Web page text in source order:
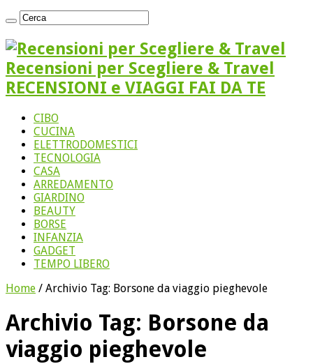
Recensioni per Scegliere & Travel
RECENSIONI e VIAGGI FAI DA TE
CIBO
CUCINA
ELETTRODOMESTICI
TECNOLOGIA
CASA
ARREDAMENTO
GIARDINO
BEAUTY
BORSE
INFANZIA
GADGET
TEMPO LIBERO
Home / Archivio Tag: Borsone da viaggio pieghevole
Archivio Tag: Borsone da
viaggio pieghevole